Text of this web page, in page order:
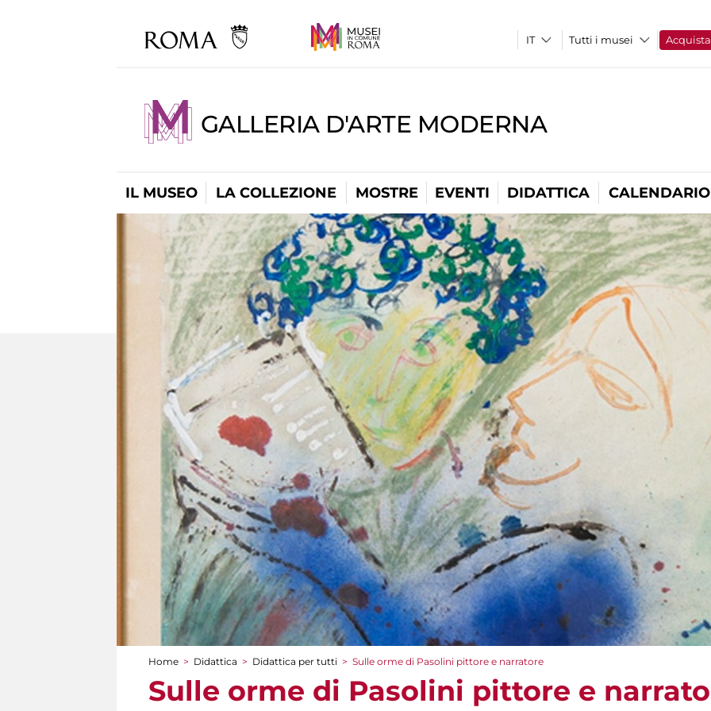
Tutti i musei Acquista
GALLERIA D'ARTE MODERNA
IL MUSEO LA COLLEZIONE MOSTRE EVENTI DIDATTICA CALENDARIO
Tu sei qui
Home > Didattica > Didattica per tutti > Sulle orme di Pasolini pittore e narratore
Sulle orme di Pasolini pittore e